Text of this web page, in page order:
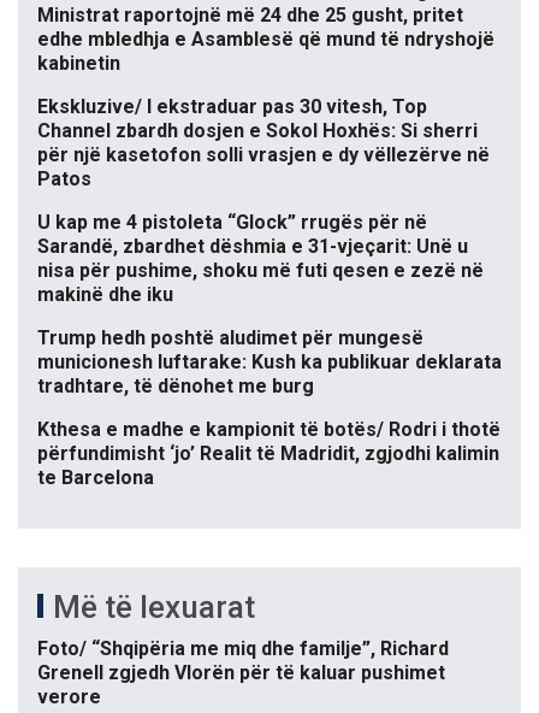
Ministrat raportojnë më 24 dhe 25 gusht, pritet
edhe mbledhja e Asamblesë që mund të ndryshojë
kabinetin
Ekskluzive/ I ekstraduar pas 30 vitesh, Top
Channel zbardh dosjen e Sokol Hoxhës: Si sherri
për një kasetofon solli vrasjen e dy vëllezërve në
Patos
U kap me 4 pistoleta “Glock” rrugës për në
Sarandë, zbardhet dëshmia e 31-vjeçarit: Unë u
nisa për pushime, shoku më futi qesen e zezë në
makinë dhe iku
Trump hedh poshtë aludimet për mungesë
municionesh luftarake: Kush ka publikuar deklarata
tradhtare, të dënohet me burg
Kthesa e madhe e kampionit të botës/ Rodri i thotë
përfundimisht ‘jo’ Realit të Madridit, zgjodhi kalimin
te Barcelona
Më të lexuarat
Foto/ “Shqipëria me miq dhe familje”, Richard
Grenell zgjedh Vlorën për të kaluar pushimet
verore